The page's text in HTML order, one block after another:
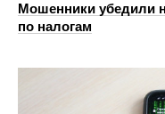
Мошенники убедили
по налогам